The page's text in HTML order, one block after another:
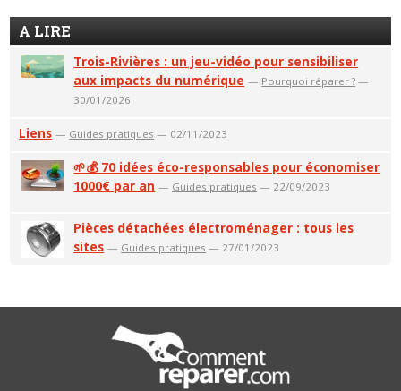
A LIRE
Trois-Rivières : un jeu-vidéo pour sensibiliser
aux impacts du numérique — Pourquoi réparer ? —
30/01/2026
Liens — Guides pratiques — 02/11/2023
🌱💰 70 idées éco-responsables pour économiser
1000€ par an — Guides pratiques — 22/09/2023
Pièces détachées électroménager : tous les
sites — Guides pratiques — 27/01/2023